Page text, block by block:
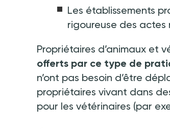
Les établissements
rigoureuse des actes
Propriétaires d’animaux et
offerts par ce type de
n’ont pas besoin d’être
propriétaires vivant dans
pour les vétérinaires (par